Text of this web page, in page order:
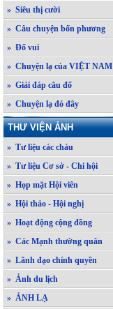
» Siêu thị cười
» Câu chuyện bốn phương
» Đố vui
» Chuyện lạ của VIỆT NAM
» Giải đáp câu đố
» Chuyện lạ đó đây
THƯ VIỆN ẢNH
» Tư liệu các cháu
» Tư liệu Cơ sở - Chi hội
» Họp mặt Hội viên
» Hội thảo - Hội nghị
» Hoạt động cộng đồng
» Các Mạnh thường quân
» Lãnh đạo chính quyền
» Ảnh du lịch
» ẢNH LẠ